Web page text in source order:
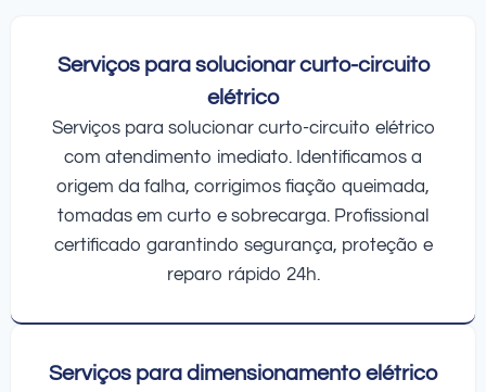
Serviços para solucionar curto-circuito
elétrico
Serviços para solucionar curto-circuito elétrico
com atendimento imediato. Identificamos a
origem da falha, corrigimos fiação queimada,
tomadas em curto e sobrecarga. Profissional
certificado garantindo segurança, proteção e
reparo rápido 24h.
Serviços para dimensionamento elétrico